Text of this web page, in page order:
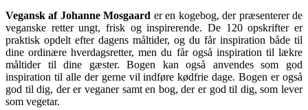
Vegansk af Johanne Mosgaard er en kogebog, der præsenterer de
veganske retter ungt, frisk og inspirerende. De 120 opskrifter er
praktisk opdelt efter dagens måltider, og du får inspiration både til
dine ordinære hverdagsretter, men du får også inspiration til lækre
måltider til dine gæster. Bogen kan også anvendes som god
inspiration til alle der gerne vil indføre kødfrie dage. Bogen er også
god til dig, der er veganer samt en bog, der er god til dig, som lever
som vegetar.